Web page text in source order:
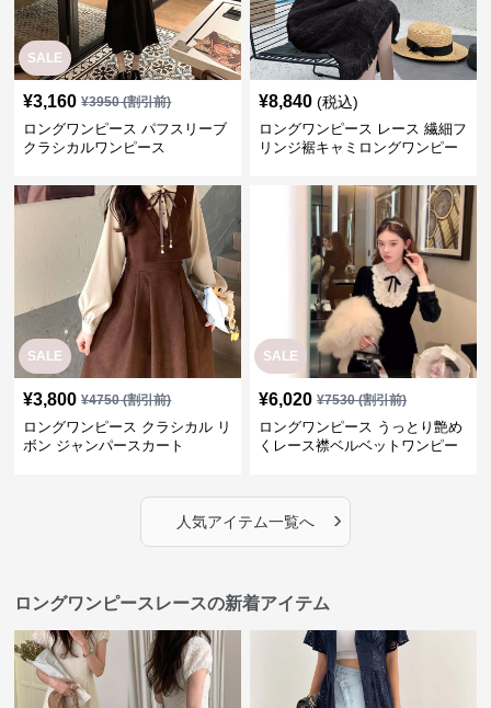
SALE
¥3,160 ¥3950(割引前)
ロングワンピース パフスリーブ
クラシカルワンピース
¥8,840 (税込)
ロングワンピース レース 繊細フ
リンジ裾キャミロングワンピー
SALE
¥3,800 ¥4750(割引前)
ロングワンピース クラシカル リ
ボン ジャンパースカート
SALE
¥6,020 ¥7530(割引前)
ロングワンピース うっとり艶め
くレース襟ベルベットワンピー
人気アイテム一覧へ ›
ロングワンピースレースの新着アイテム